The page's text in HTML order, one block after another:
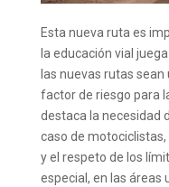
Esta nueva ruta es
la educación vial
las nuevas rutas sean
factor de riesgo para
destaca la necesidad
caso de
y el respeto de los
especial, en las áreas